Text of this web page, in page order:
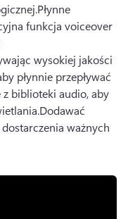
Płynne
funkcja voiceover
wysokiej jakości
płynnie przepływać
biblioteki audio, aby
Dodawać
ważnych